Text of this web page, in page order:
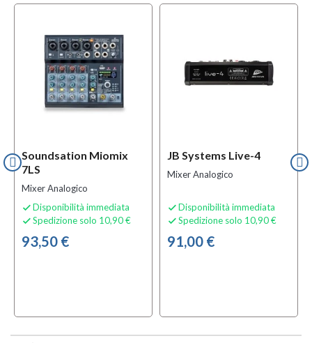
Soundsation Miomix
7LS
Mixer Analogico
 Disponibilità immediata
 Spedizione solo 10,90 €
93,50 €
JB Systems Live-4
Mixer Analogico
 Disponibilità immediata
 Spedizione solo 10,90 €
91,00 €